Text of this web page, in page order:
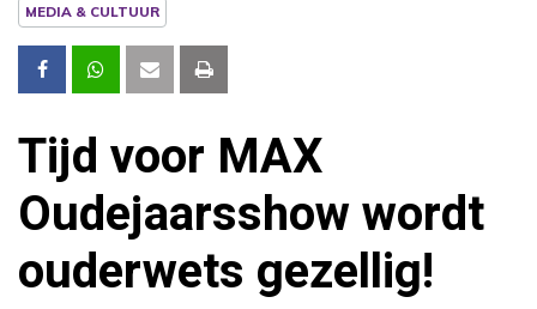
MEDIA & CULTUUR
Tijd voor MAX
Oudejaarsshow wordt
ouderwets gezellig!